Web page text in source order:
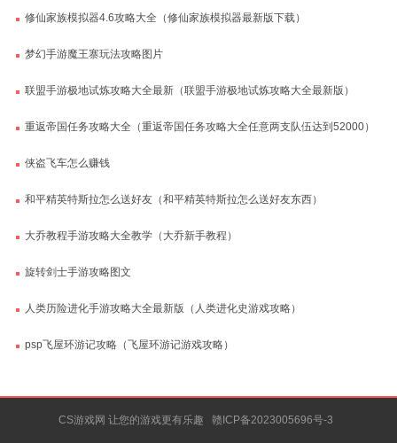
修仙家族模拟器4.6攻略大全（修仙家族模拟器最新版下载）
梦幻手游魔王寨玩法攻略图片
联盟手游极地试炼攻略大全最新（联盟手游极地试炼攻略大全最新版）
重返帝国任务攻略大全（重返帝国任务攻略大全任意两支队伍达到52000）
侠盗飞车怎么赚钱
和平精英特斯拉怎么送好友（和平精英特斯拉怎么送好友东西）
大乔教程手游攻略大全教学（大乔新手教程）
旋转剑士手游攻略图文
人类历险进化手游攻略大全最新版（人类进化史游戏攻略）
psp飞屋环游记攻略（飞屋环游记游戏攻略）
CS游戏网 让您的游戏更有乐趣 赣ICP备2023005696号-3